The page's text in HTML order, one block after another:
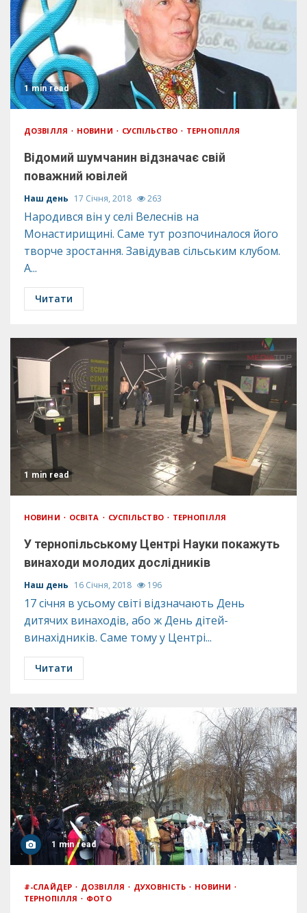
1 min read
ДОЗВІЛЛЯ НОВИНИ СУСПІЛЬСТВО ТЕРНОПІЛЛЯ
Відомий шумчанин відзначає свій
поважний ювілей
Наш день 17 Січня, 2018 263
Народився він у селі Велеснів на
Монастирищині. Саме тут розпочиналося його
творче зростання. Завідував сільським клубом.
А...
Читати
1 min read
НОВИНИ ОСВІТА СУСПІЛЬСТВО ТЕРНОПІЛЛЯ
У тернопільському Центрі Науки покажуть
винаходи молодих дослідників
Наш день 16 Січня, 2018 196
17 січня в усьому світі відзначають День
дитячих винаходів, або ж День дітей-
винахідників. Саме тому у Центрі...
Читати
1 min read
#-СЛАЙДЕР ДОЗВІЛЛЯ ДУХОВНІСТЬ
НОВИНИ
ТЕРНОПІЛЛЯ
ФОТО